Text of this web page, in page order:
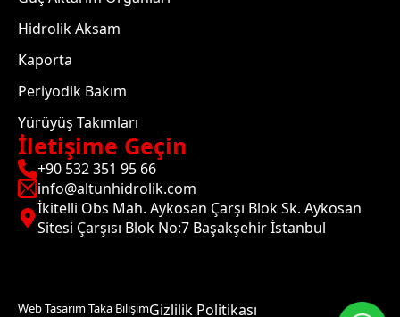
Hidrolik Aksam
Kaporta
Periyodik Bakım
Yürüyüş Takımları
İletişime Geçin
+90 532 351 95 66
info@altunhidrolik.com
İkitelli Obs Mah. Aykosan Çarşı Blok Sk. Aykosan
Sitesi Çarşısı Blok No:7 Başakşehir İstanbul
Web Tasarım Taka BilişimGizlilik Politikası